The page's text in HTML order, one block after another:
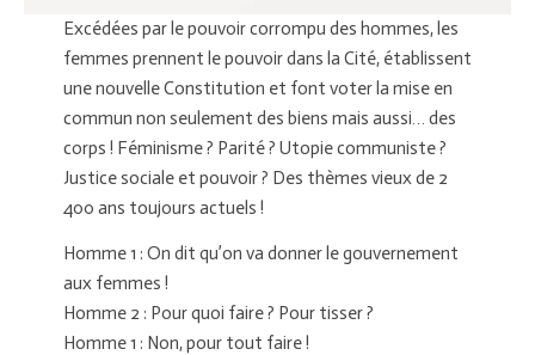
Excédées par le pouvoir corrompu des hommes, les
femmes prennent le pouvoir dans la Cité, établissent
une nouvelle Constitution et font voter la mise en
commun non seulement des biens mais aussi… des
corps ! Féminisme ? Parité ? Utopie communiste ?
Justice sociale et pouvoir ? Des thèmes vieux de 2
400 ans toujours actuels !
Homme 1 : On dit qu’on va donner le gouvernement
aux femmes !
Homme 2 : Pour quoi faire ? Pour tisser ?
Homme 1 : Non, pour tout faire !